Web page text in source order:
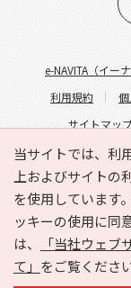
当サイトでは、利
上およびサイトの
を使用しています
ッキーの使用に同
は、
「当社ウェ
て」 をご覧ください
e-NAVITA（イー
利用規約
サイトマッ
サ